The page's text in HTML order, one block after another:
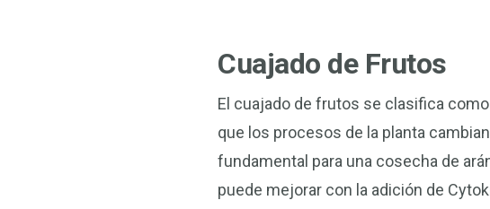
Cuajado de Frutos
El cuajado de frutos se clasifica
que los procesos de la planta
fundamental para una cosecha de
puede mejorar con la adición de